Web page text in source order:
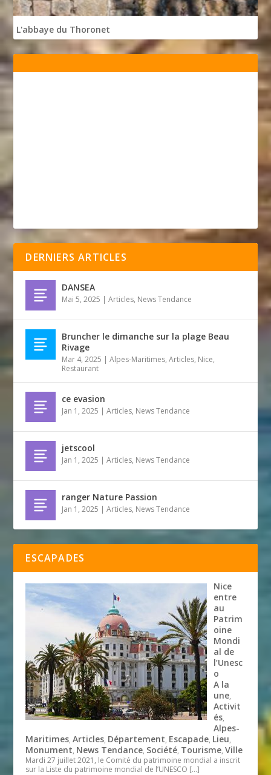
L'abbaye du Thoronet
DERNIERS ARTICLES
DANSEA
Mai 5, 2025 |Articles, News Tendance
Bruncher le dimanche sur la plage Beau
Rivage
Mar 4, 2025 |Alpes-Maritimes,Articles, Nice,
Restaurant
ce evasion
Jan 1, 2025 |Articles, News Tendance
jetscool
Jan 1, 2025 |Articles, News Tendance
ranger Nature Passion
Jan 1, 2025 |Articles, News Tendance
ESCAPADES
Nice
entre
au
Patrim
oine
Mondi
al de
l’Unesc
o
A la
une,
Activit
és,
Alpes-
Maritimes,Articles, Département, Escapade, Lieu,
Monument, News Tendance, Société, Tourisme,Ville
Mardi 27 juillet 2021, le Comité du patrimoine mondial a inscrit
sur la Liste du patrimoine mondial de l’UNESCO […]